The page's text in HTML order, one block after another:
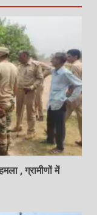
, ग्रामीणों में